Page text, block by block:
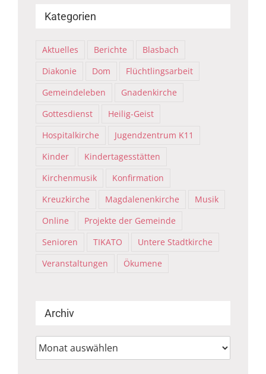
Kategorien
Aktuelles Berichte
Blasbach
Diakonie
Dom
Flüchtlingsarbeit
Gemeindeleben
Gnadenkirche
Gottesdienst
Heilig-Geist
Hospitalkirche
Jugendzentrum K11
Kinder
Kindertagesstätten
Kirchenmusik
Konfirmation
Kreuzkirche
Magdalenenkirche
Musik
Online
Projekte der Gemeinde
Senioren
TIKATO
Untere Stadtkirche
Veranstaltungen
Ökumene
Archiv
Archiv